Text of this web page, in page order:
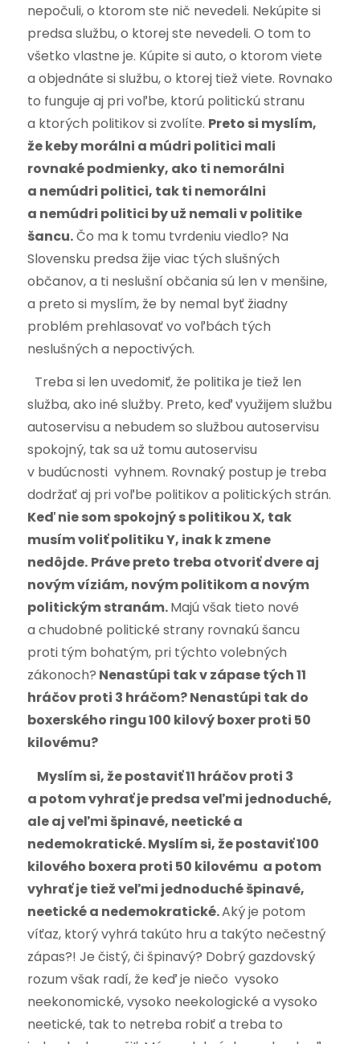
nepočuli, o ktorom ste nič nevedeli. Nekúpite si
predsa službu, o ktorej ste nevedeli. O tom to
všetko vlastne je. Kúpite si auto, o ktorom viete
a objednáte si službu, o ktorej tiež viete. Rovnako
to funguje aj pri voľbe, ktorú politickú stranu
a ktorých politikov si zvolíte. Preto si myslím,
že keby morálni a múdri politici mali
rovnaké podmienky, ako ti nemorálni
a nemúdri politici, tak ti nemorálni
a nemúdri politici by už nemali v politike
šancu.Čo ma k tomu tvrdeniu viedlo? Na
Slovensku predsa žije viac tých slušných
občanov, a ti neslušní občania sú len v menšine,
a preto si myslím, že by nemal byť žiadny
problém prehlasovať vo voľbách tých
neslušných a nepoctivých.
Treba si len uvedomiť, že politika je tiež len
služba, ako iné služby. Preto, keď využijem službu
autoservisu a nebudem so službou autoservisu
spokojný, tak sa už tomu autoservisu
v budúcnosti vyhnem. Rovnaký postup je treba
dodržať aj pri voľbe politikov a politických strán.
Keď nie som spokojný s politikou X, tak
musím voliť politiku Y, inak k zmene
nedôjde. Práve preto treba otvoriť dvere aj
novým víziám, novým politikom a novým
politickým stranám.Majú však tieto nové
a chudobné politické strany rovnakú šancu
proti tým bohatým, pri týchto volebných
zákonoch? Nenastúpi tak v zápase tých 11
hráčov proti 3 hráčom? Nenastúpi tak do
boxerského ringu 100 kilový boxer proti 50
kilovému?
Myslím si, že postaviť 11 hráčov proti 3
a potom vyhrať je predsa veľmi jednoduché,
ale aj veľmi špinavé, neetické a
nedemokratické. Myslím si, že postaviť 100
kilového boxera proti 50 kilovému a potom
vyhrať je tiež veľmi jednoduché špinavé,
neetické a nedemokratické.Aký je potom
víťaz, ktorý vyhrá takúto hru a takýto nečestný
zápas?! Je čistý, či špinavý? Dobrý gazdovský
rozum však radí, že keď je niečo vysoko
neekonomické, vysoko neekologické a vysoko
neetické, tak to netreba robiť a treba to